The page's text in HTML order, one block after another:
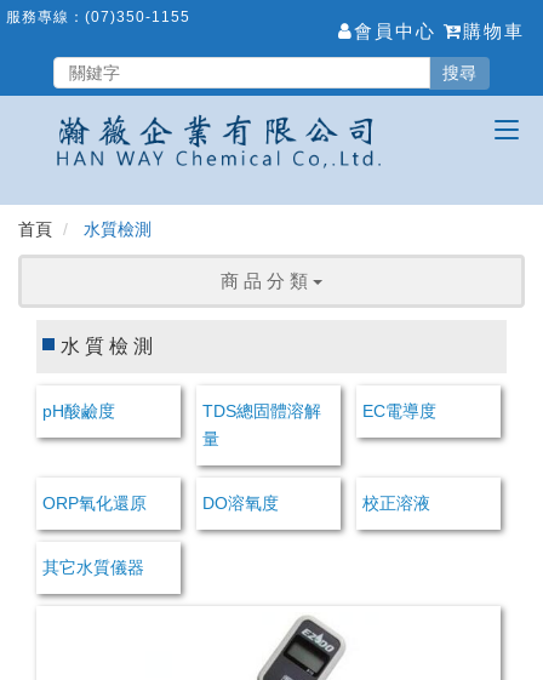
跳
要
服務專線： (07)350-1155
會員中心 購物車
搜尋
首頁 水質檢測
商 品 分 類
水質檢測
pH酸鹼度
TDS總固體溶解
量
EC電導度
ORP氧化還原 DO溶氧度 校正溶液
其它水質儀器